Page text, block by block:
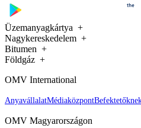
Üzemanyagkártya
Nagykereskedelem
Bitumen
Földgáz
OMV International
AnyavállalatMédiaközpont
OMV Magyarországon